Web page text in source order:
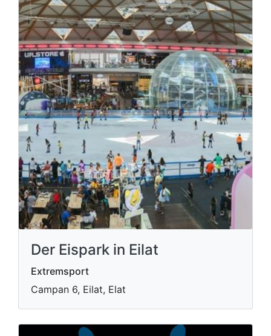
Der Eispark in Eilat
Extremsport
Campan 6, Eilat, Elat